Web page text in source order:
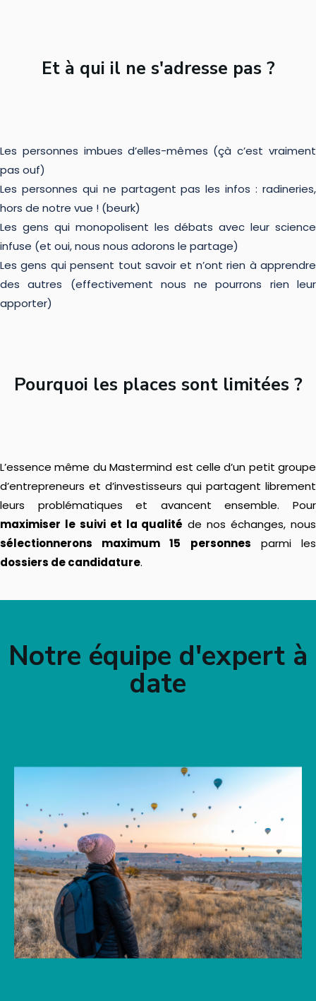
Et à qui il ne s'adresse pas ?
Les personnes imbues d’elles-mêmes (çà c’est vraiment
pas ouf)
Les personnes qui ne partagent pas les infos : radineries,
hors de notre vue ! (beurk)
Les gens qui monopolisent les débats avec leur science
infuse (et oui, nous nous adorons le partage)
Les gens qui pensent tout savoir et n’ont rien à apprendre
des autres (effectivement nous ne pourrons rien leur
apporter)
Pourquoi les places sont limitées ?
L’essence même du Mastermind est celle d’un petit groupe
d’entrepreneurs et d’investisseurs qui partagent librement
leurs problématiques et avancent ensemble. Pour
maximiser le suivi et la qualité de nos échanges, nous
sélectionnerons maximum 15 personnes parmi les
dossiers de candidature.
Notre équipe d'expert à
date